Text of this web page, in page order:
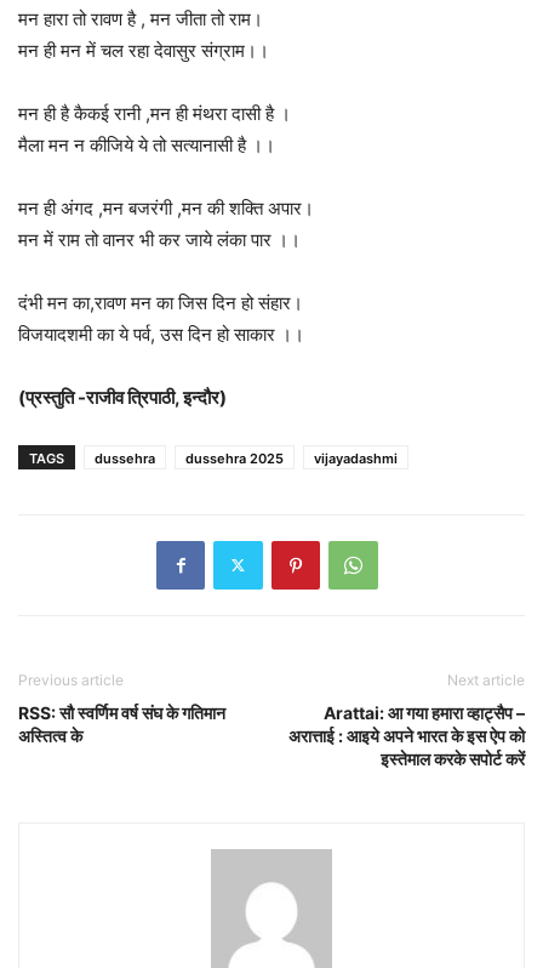
मन हारा तो रावण है , मन जीता तो राम।
मन ही मन में चल रहा देवासुर संग्राम।।
मन ही है कैकई रानी ,मन ही मंथरा दासी है ।
मैला मन न कीजिये ये तो सत्यानासी है ।।
मन ही अंगद ,मन बजरंगी ,मन की शक्ति अपार।
मन में राम तो वानर भी कर जाये लंका पार ।।
दंभी मन का,रावण मन का जिस दिन हो संहार।
विजयादशमी का ये पर्व, उस दिन हो साकार ।।
(प्रस्तुति -राजीव त्रिपाठी, इन्दौर)
TAGS dussehra dussehra 2025 vijayadashmi
Previous article
RSS: सौ स्वर्णिम वर्ष संघ के गतिमान
अस्तित्व के
Next article
Arattai: आ गया हमारा व्हाट्सैप –
अरात्ताई : आइये अपने भारत के इस ऐप को
इस्तेमाल करके सपोर्ट करें